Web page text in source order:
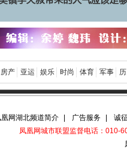
房产 亚运 娱乐 时尚 体育 军事
凰网湖北频道简介 广告服务
诚
凤凰网城市联盟监督电话：010-